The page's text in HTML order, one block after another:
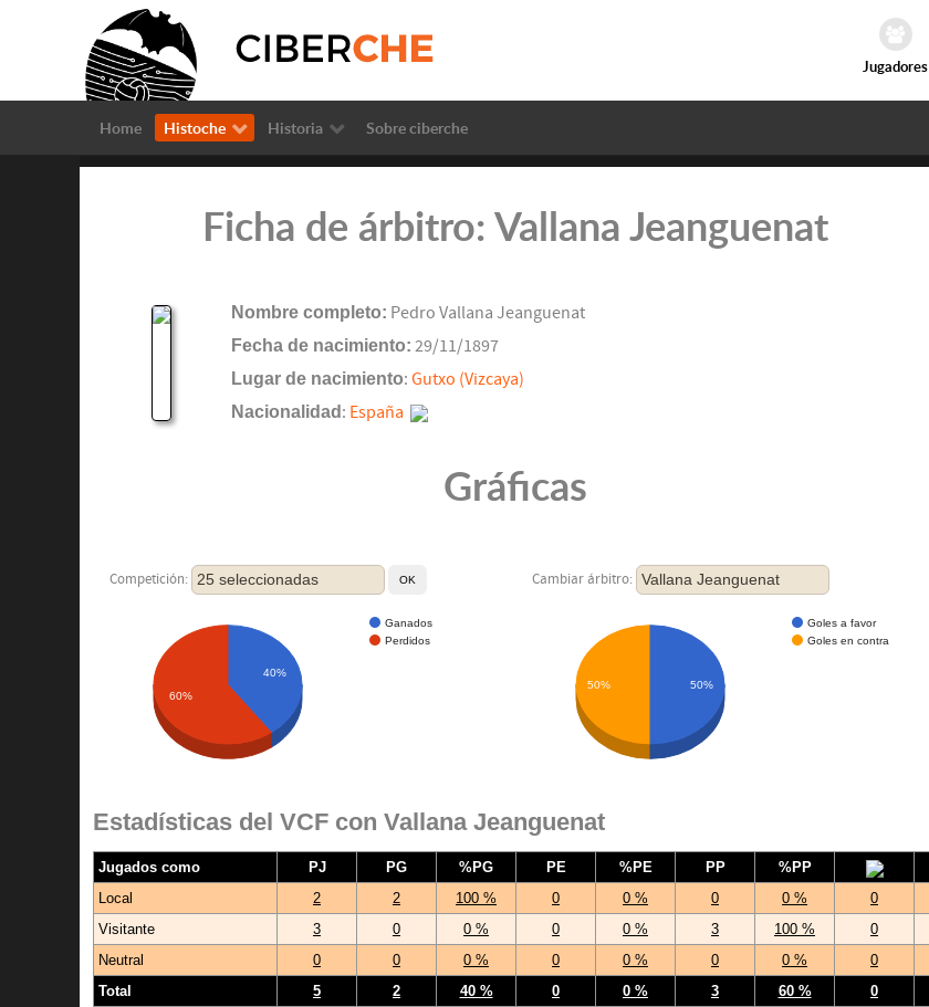
Jugadores
Home Histoche Historia Sobre ciberche
Ficha de árbitro: Vallana Jeanguenat
Nombre completo: Pedro Vallana Jeanguenat
Fecha de nacimiento: 29/11/1897
Lugar de nacimiento: Gutxo (Vizcaya)
Nacionalidad : España
Gráficas
Competición: 25 seleccionadas Cambiar árbitro: Vallana Jeanguenat
Ganados
Perdidos
40%
60%
Goles a favor
Goles en contra
50% 50%
Estadísticas del VCF con Vallana Jeanguenat
Jugados como PJ PG %PG PE %PE PP %PP
Local
2 2 100 % 0 0 % 0 0 % 0
Visitante
3 0 0 % 0 0 % 3 100 % 0
Neutral
0 0 0 % 0 0 % 0 0 % 0
Total
5 2 40 % 0 0 % 3 60 % 0